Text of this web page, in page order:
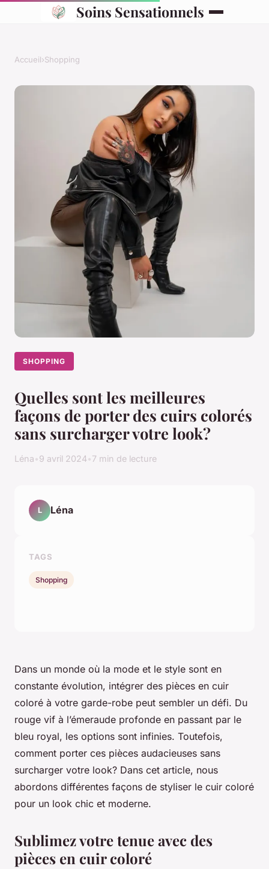
Soins Sensationnels
Accueil›Shopping
SHOPPING
Quelles sont les meilleures
façons de porter des cuirs colorés
sans surcharger votre look?
Léna•9 avril 2024•7 min de lecture
Dans un monde où la mode et le style sont en
constante évolution, intégrer des pièces en cuir
coloré à votre garde-robe peut sembler un défi. Du
rouge vif à l’émeraude profonde en passant par le
bleu royal, les options sont infinies. Toutefois,
comment porter ces pièces audacieuses sans
surcharger votre look? Dans cet article, nous
abordons différentes façons de styliser le cuir coloré
pour un look chic et moderne.
Sublimez votre tenue avec des
pièces en cuir coloré
L Léna
TAGS
Shopping